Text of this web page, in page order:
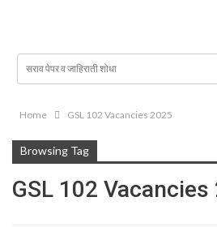
Home GSL 102 Vacancies 2025
Browsing Tag
GSL 102 Vacancies